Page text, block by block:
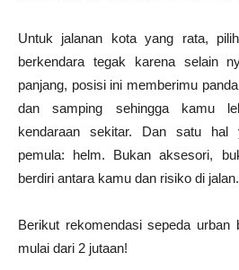
Untuk jalanan kota yang rata,
berkendara tegak karena selain
panjang, posisi ini memberimu
dan samping sehingga kamu
kendaraan sekitar. Dan satu hal
pemula: helm. Bukan aksesori,
berdiri antara kamu dan risiko di jalan.
Berikut rekomendasi sepeda urban
mulai dari 2 jutaan!